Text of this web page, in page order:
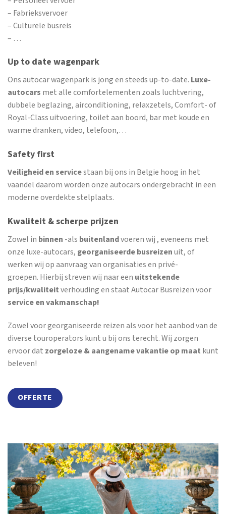
– Fabrieksvervoer
– Culturele busreis
– …
Up to date wagenpark
Ons autocar wagenpark is jong en steeds up-to-date. Luxe-
autocars met alle comfortelementen zoals luchtvering,
dubbele beglazing, airconditioning, relaxzetels, Comfort- of
Royal-Class uitvoering, toilet aan boord, bar met koude en
warme dranken, video, telefoon,…
Safety first
Veiligheid en servicestaan bij ons in Belgie hoog in het
vaandel daarom worden onze autocars ondergebracht in een
moderne overdekte stelplaats.
Kwaliteit & scherpe prijzen
Zowel in binnen -als buitenlandvoeren wij , eveneens met
onze luxe-autocars, georganiseerde busreizenuit, of
werken wij op aanvraag van organisaties en privé-
groepen. Hierbij streven wij naar een uitstekende
prijs/kwaliteitverhouding en staat Autocar Busreizen voor
service en vakmanschap!
Zowel voor georganiseerde reizen als voor het aanbod van de
diverse touroperators kunt u bij ons terecht. Wij zorgen
ervoor dat zorgeloze & aangename vakantie op maat kunt
beleven!
OFFERTE